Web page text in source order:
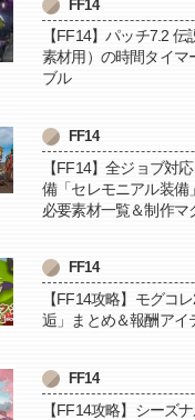
FF14
【FF14】パッチ7.2
素材用）の時間タイマ
ブル
FF14
【FF14】全ジョブ対
備「セレモニアル装備
必要素材一覧＆制作マ
FF14
【FF14攻略】モグコ
逅」まとめ＆報酬アイ
FF14
【FF14攻略】シーズ